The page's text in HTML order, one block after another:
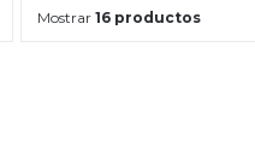
Mostrar16 productos